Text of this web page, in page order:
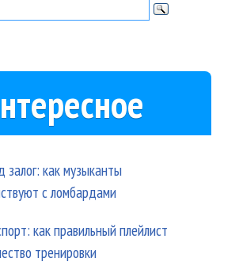
залог: как музыканты
с ломбардами
как правильный плейлист
тренировки